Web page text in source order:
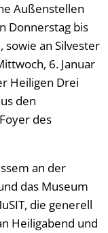
Außenstellen
Donnerstag bis
sowie an Silvester
6. Januar
Heiligen Drei
den
des
an der
das Museum
die generell
Heiligabend und